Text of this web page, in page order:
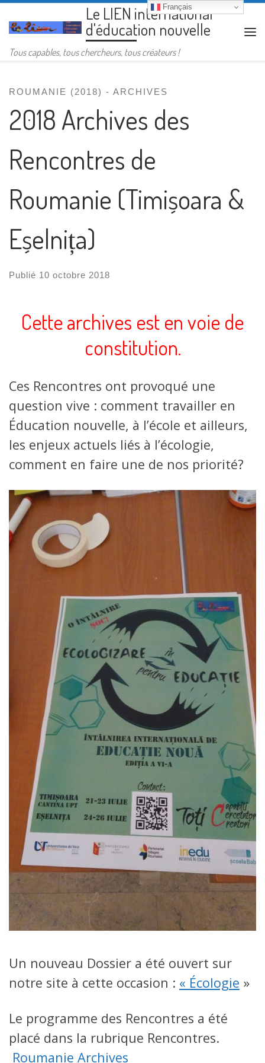
Passer au contenuLe LIEN international
d'éducation nouvelle
Tous capables, tous chercheurs, tous créateurs !
ROUMANIE (2018) - ARCHIVES
2018 Archives des
Rencontres de
Roumanie (Timișoara &
Eșelnița)
Publié 10 octobre 2018
Cette archives est en voie de
constitution.
Ces Rencontres ont provoqué une
question vive : comment travailler en
Éducation nouvelle, à l’école et ailleurs,
les enjeux actuels liés à l’écologie,
comment en faire une de nos priorité?
Un nouveau Dossier a été ouvert sur
notre site à cette occasion : « Écologie »
Le programme des Rencontres a été
placé dans la rubrique Rencontres.
Roumanie Archives
Français